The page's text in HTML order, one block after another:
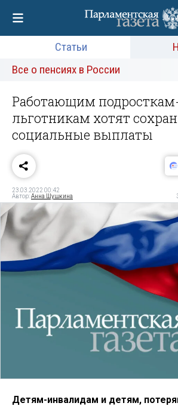
Статьи
Все о пенсиях в России
Работающим
льготникам хотят
социальные выплаты
23.03.2022 00:42
Автор:Анна Шушкина
Детям-инвалидам и детям,